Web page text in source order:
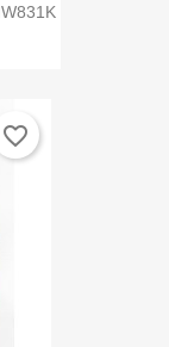
favorite_border